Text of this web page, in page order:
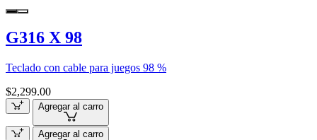
G316 X 98
Teclado con cable para juegos 98 %
$2,299.00
Agregar al carro
Agregar al carro